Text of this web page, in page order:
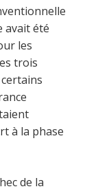
avait été
les
trois
à la phase
de la